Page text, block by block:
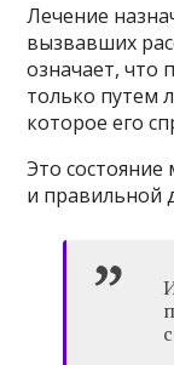
Лечение
вызвавших
означает, что
только путем
которое его
Это
и правильной